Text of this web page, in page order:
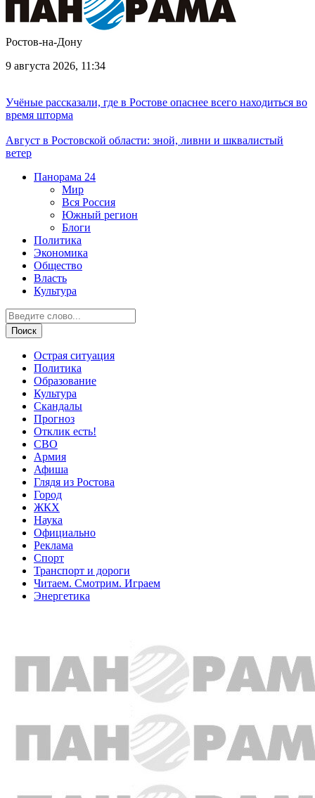
Ростов-на-Дону
9 августа 2026, 11:34
Учёные рассказали, где в Ростове опаснее всего находиться во
время шторма
Август в Ростовской области: зной, ливни и шквалистый
ветер
Панорама 24
Мир
Вся Россия
Южный регион
Блоги
Политика
Экономика
Общество
Власть
Культура
Острая ситуация
Политика
Образование
Культура
Скандалы
Прогноз
Отклик есть!
СВО
Армия
Афиша
Глядя из Ростова
Город
ЖКХ
Наука
Официально
Реклама
Спорт
Транспорт и дороги
Читаем. Смотрим. Играем
Энергетика